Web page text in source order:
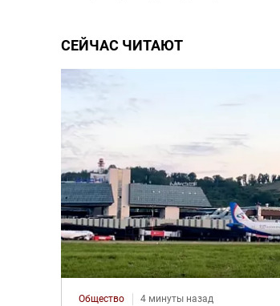
СЕЙЧАС ЧИТАЮТ
Общество 4 минуты назад